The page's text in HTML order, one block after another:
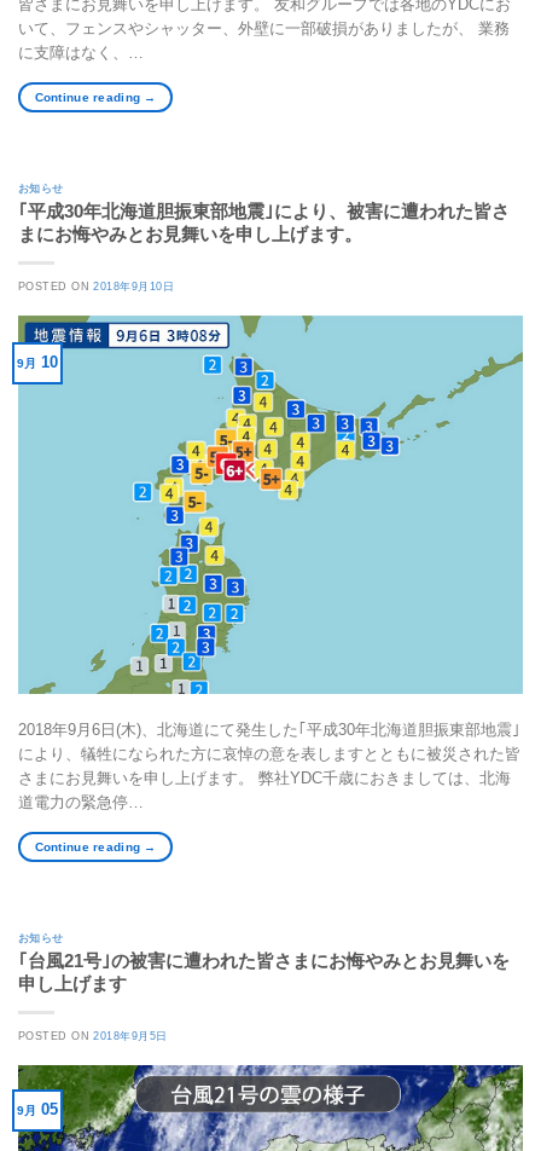
皆さまにお見舞いを申し上げます。 友和グループでは各地のYDCにお
いて、フェンスやシャッター、外壁に一部破損がありましたが、 業務
に支障はなく、…
Continue reading →
お知らせ
｢平成30年北海道胆振東部地震｣により、被害に遭われた皆さ
まにお悔やみとお見舞いを申し上げます。
POSTED ON2018年9月10日
9月 10
2018年9月6日(木)、北海道にて発生した｢平成30年北海道胆振東部地震｣
により、犠牲になられた方に哀悼の意を表しますとともに被災された皆
さまにお見舞いを申し上げます。 弊社YDC千歳におきましては、北海
道電力の緊急停…
Continue reading →
お知らせ
｢台風21号｣の被害に遭われた皆さまにお悔やみとお見舞いを
申し上げます
POSTED ON2018年9月5日
9月 05